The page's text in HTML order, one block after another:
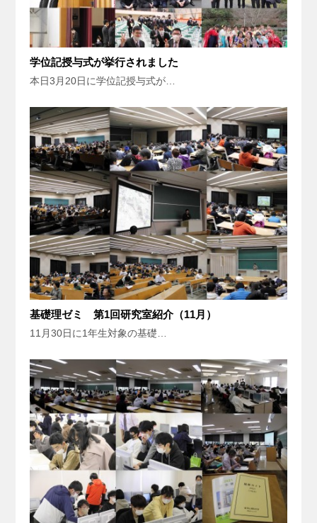
学位記授与式が挙行されました
本日3月20日に学位記授与式が…
基礎理ゼミ 第1回研究室紹介（11月）
11月30日に1年生対象の基礎…